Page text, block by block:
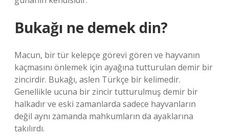
Bukağı ne demek din?
Macun, bir tür kelepçe görevi gören ve hayvanın
kaçmasını önlemek için ayağına tutturulan demir bir
zincirdir. Bukağı, aslen Türkçe bir kelimedir.
Genellikle ucuna bir zincir tutturulmuş demir bir
halkadır ve eski zamanlarda sadece hayvanların
değil aynı zamanda mahkumların da ayaklarına
takılırdı.